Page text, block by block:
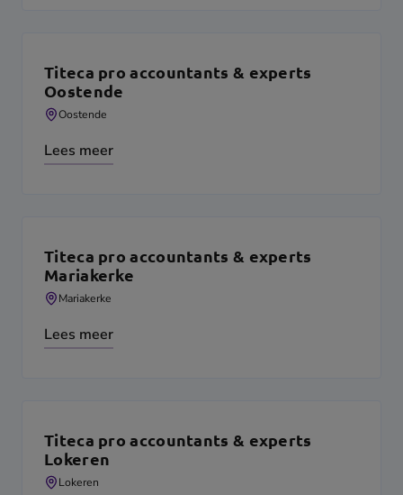
Titeca pro accountants & experts
Oostende
Oostende
Lees meer
Titeca pro accountants & experts
Mariakerke
Mariakerke
Lees meer
Titeca pro accountants & experts
Lokeren
Lokeren